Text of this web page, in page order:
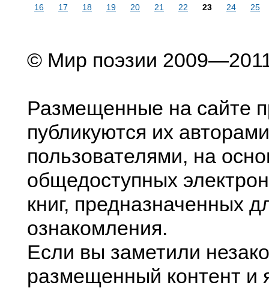
16
17 18 19 20 21 22 23 24 25
© Мир поэзии
Размещенные на сайте
публикуются их
пользователями, на
общедоступных
книг, предназначенных
ознакомления.
Если вы заметили
размещенный контент и